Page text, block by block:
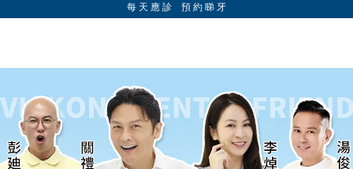
每 天 應 診 預 約 睇 牙